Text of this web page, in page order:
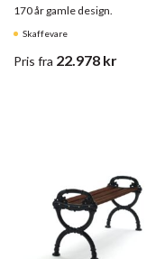
Skaffevare
170 år gamle design.
Pris fra 22.978 kr